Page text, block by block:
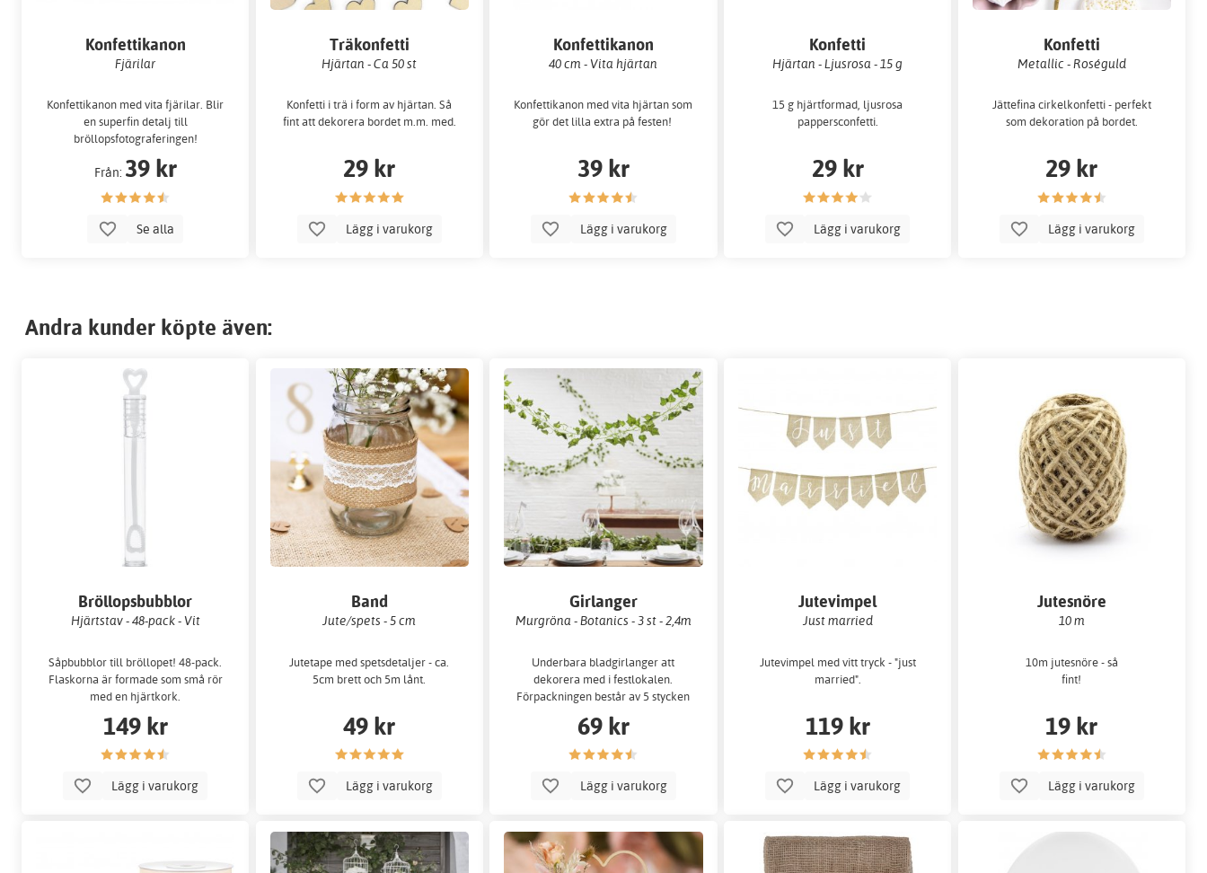
Konfettikanon
Fjärilar
Konfettikanon med vita fjärilar. Blir
en superfin detalj till
bröllopsfotograferingen!
Från: 39 kr
Se alla
Träkonfetti
Hjärtan - Ca 50 st
Konfetti i trä i form av hjärtan. Så
fint att dekorera bordet m.m. med.
29 kr
Lägg i varukorg
Konfettikanon
40 cm - Vita hjärtan
Konfettikanon med vita hjärtan som
gör det lilla extra på festen!
39 kr
Lägg i varukorg
Konfetti
Hjärtan - Ljusrosa - 15 g
15 g hjärtformad, ljusrosa
pappersconfetti.
29 kr
Lägg i varukorg
Konfetti
Metallic - Roséguld
Jättefina cirkelkonfetti - perfekt
som dekoration på bordet.
29 kr
Lägg i varukorg
Andra kunder köpte även:
Bröllopsbubblor
Hjärtstav - 48-pack - Vit
Såpbubblor till bröllopet! 48-pack.
Flaskorna är formade som små rör
med en hjärtkork.
149 kr
Lägg i varukorg
Band
Jute/spets - 5 cm
Jutetape med spetsdetaljer - ca.
5cm brett och 5m lånt.
49 kr
Lägg i varukorg
Girlanger
Murgröna - Botanics - 3 st - 2,4m
Underbara bladgirlanger att
dekorera med i festlokalen.
Förpackningen består av 5 stycken
girlanger som var och en är 2
meter lå
69 kr
Lägg i varukorg
Jutevimpel
Just married
Jutevimpel med vitt tryck - "just
married".
119 kr
Lägg i varukorg
Jutesnöre
10 m
10m jutesnöre - så
fint!
19 kr
Lägg i varukorg